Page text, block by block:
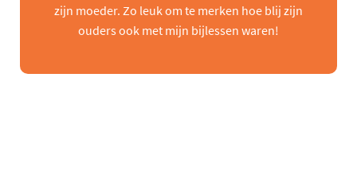
zijn moeder. Zo leuk om te merken hoe blij zijn
ouders ook met mijn bijlessen waren!